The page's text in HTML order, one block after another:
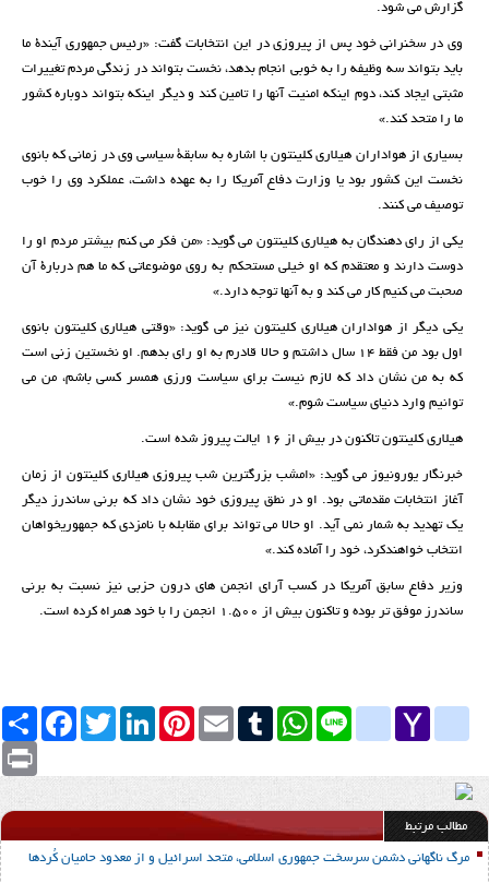
گزارش می شود.
وی در سخنرانی خود پس از پیروزی در این انتخابات گفت: «رئیس جمهوری آیندۀ ما
باید بتواند سه وظیفه را به خوبی انجام بدهد، نخست بتواند در زندگی مردم تغییرات
مثبتی ایجاد کند، دوم اینکه امنیت آنها را تامین کند و دیگر اینکه بتواند دوباره کشور
ما را متحد کند.»
بسیاری از هواداران هیلاری کلینتون با اشاره به سابقۀ سیاسی وی در زمانی که بانوی
نخست این کشور بود یا وزارت دفاع آمریکا را به عهده داشت، عملکرد وی را خوب
توصیف می کنند.
یکی از رای دهندگان به هیلاری کلینتون می گوید: «من فکر می کنم بیشتر مردم او را
دوست دارند و معتقدم که او خیلی مستحکم به روی موضوعاتی که ما هم دربارۀ آن
صحبت می کنیم کار می کند و به آنها توجه دارد.»
یکی دیگر از هواداران هیلاری کلینتون نیز می گوید: «وقتی هیلاری کلینتون بانوی
اول بود من فقط ۱۴ سال داشتم و حالا قادرم به او رای بدهم. او نخستین زنی است
که به من نشان داد که لازم نیست برای سیاست ورزی همسر کسی باشم، من می
توانیم وارد دنیای سیاست شوم.»
هیلاری کلینتون تاکنون در بیش از ۱۶ ایالت پیروز شده است.
خبرنگار یورونیوز می گوید: «امشب بزرگترین شب پیروزی هیلاری کلینتون از زمان
آغاز انتخابات مقدماتی بود. او در نطق پیروزی خود نشان داد که برنی ساندرز دیگر
یک تهدید به شمار نمی آید. او حالا می تواند برای مقابله با نامزدی که جمهوریخواهان
انتخاب خواهندکرد، خود را آماده کند.»
وزیر دفاع سابق آمریکا در کسب آرای انجمن های درون حزبی نیز نسبت به برنی
ساندرز موفق تر بوده و تاکنون بیش از ۱.۵۰۰ انجمن را با خود همراه کرده است.
Facebook TwitterLinkedInPinterest Email TumblrWhatsApp Line
google_bookmarks
Yahoo
yahoo_messenger
Print
مطالب مرتبط
مرگ ناگهانی دشمن سرسخت جمهوری اسلامی، متحد اسرائیل و از معدود حامیان کُردها